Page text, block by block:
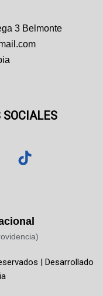
3 Belmonte
SOCIALES
T
i
k
| Desarrollado